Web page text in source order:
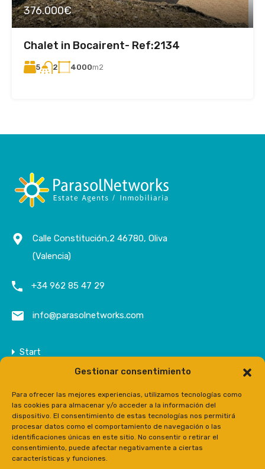
Gestionar consentimiento
Para ofrecer las mejores experiencias, utilizamos tecnologías como
las cookies para almacenar y/o acceder a la información del
dispositivo. El consentimiento de estas tecnologías nos permitirá
procesar datos como el comportamiento de navegación o las
identificaciones únicas en este sitio. No consentir o retirar el
consentimiento, puede afectar negativamente a ciertas
características y funciones.
376.000€
Chalet in Bocairent- Ref:2134
5 2 4000m2
Calle Constitución,2 46780, Oliva
(Valencia)
+34 962 85 47 29
info@parasolnetworks.com
Start
Unternehmen
Anwesen
Kontakt
Prensa